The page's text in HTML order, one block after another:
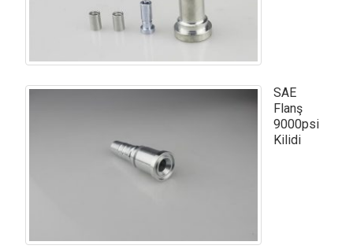
SAE
Flanş
9000psi
Kilidi